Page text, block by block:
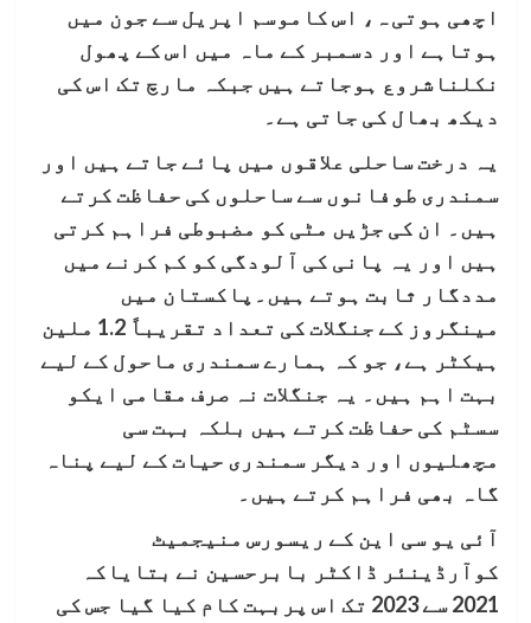
اچھی ہوتی ہ، اس کاموسم اپریل سے جون میں
ہوتاہے اور دسمبر کے ماہ میں اس کے پھول
نکلناشروع ہوجاتے ہیں جبکہ مارچ تک اس کی
دیکھ بھال کی جاتی ہے۔
یہ درخت ساحلی علاقوں میں پائے جاتے ہیں اور
سمندری طوفانوں سے ساحلوں کی حفاظت کرتے
ہیں۔ ان کی جڑیں مٹی کو مضبوطی فراہم کرتی
ہیں اور یہ پانی کی آلودگی کو کم کرنے میں
مددگار ثابت ہوتے ہیں۔پاکستان میں
مینگروز کے جنگلات کی تعداد تقریباً 1.2 ملین
ہیکٹر ہے، جو کہ ہمارے سمندری ماحول کے لیے
بہت اہم ہیں۔ یہ جنگلات نہ صرف مقامی ایکو
سسٹم کی حفاظت کرتے ہیں بلکہ بہت سی
مچھلیوں اور دیگر سمندری حیات کے لیے پناہ
گاہ بھی فراہم کرتے ہیں۔
آئی یو سی این کے ریسورس منیجمیٹ
کوآرڈینئر ڈاکٹر بابرحسین نے بتایاکہ
2021 سے 2023 تک اس پربہت کام کیا گیا جس کی